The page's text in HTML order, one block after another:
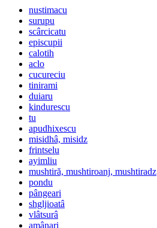
nustimacu
surupu
scârcicatu
episcupii
calotih
aclo
cucureciu
tinirami
duiaru
kindurescu
tu
apudhixescu
misidhâ, misidz
frintselu
ayimliu
mushtiră, mushtiroanj, mushtiradz
pondu
pângeari
shgljioatâ
vlâtsurâ
amânari